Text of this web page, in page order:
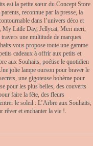
est la petite sœur du Concept Store
reconnue par la presse, la
dans l’univers déco et
My Little Day, Jellycat, Meri meri,
une multitude de marques
vous propose toute une gamme
cadeaux à offrir aux petits et
aux Souhaits, poétise le quotidien
jolie lampe ourson pour braver le
une gigoteuse bohème pour
pour les plus belles, des couverts
faire la fête, des fleurs
le soleil : L’Arbre aux Souhaits,
rêver et enchanter la vie !.